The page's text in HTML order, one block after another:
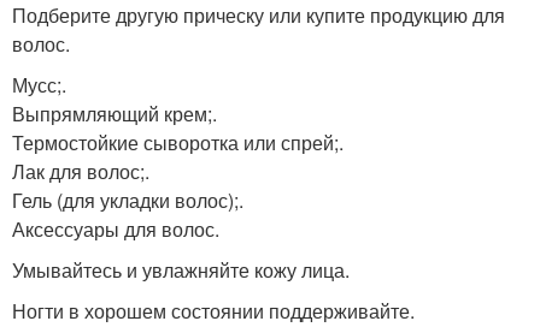
Подберите другую прическу или купите продукцию для
волос.
Мусс;.
Выпрямляющий крем;.
Термостойкие сыворотка или спрей;.
Лак для волос;.
Гель (для укладки волос);.
Аксессуары для волос.
Умывайтесь и увлажняйте кожу лица.
Ногти в хорошем состоянии поддерживайте.